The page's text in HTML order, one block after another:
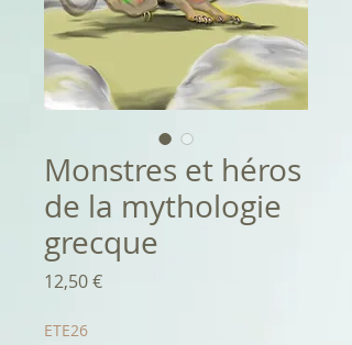
Monstres et héros
de la mythologie
grecque
12,50 €Prix
ETE26